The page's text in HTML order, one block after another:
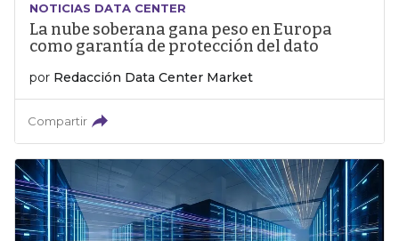
NOTICIAS DATA CENTER
La nube soberana gana peso en Europa
como garantía de protección del dato
por Redacción Data Center Market
Compartir